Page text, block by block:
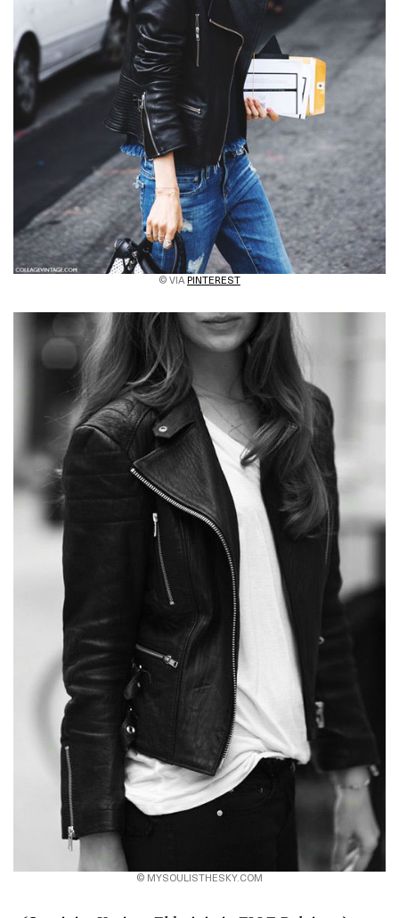
© VIAPINTEREST
© MYSOULISTHESKY.COM